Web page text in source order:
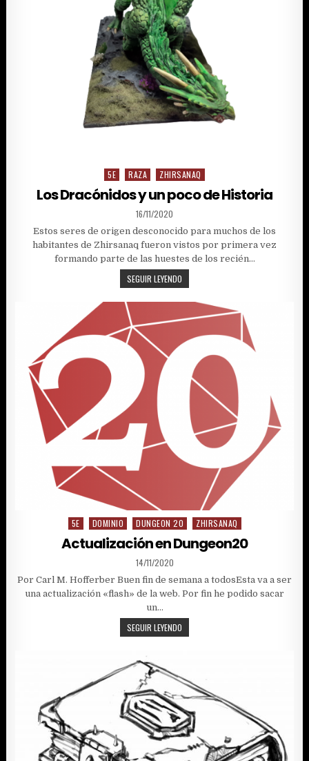
Posted
in
5E RAZA ZHIRSANAQ
Los Dracónidos y un poco de Historia
PUBLISHED
DATE:
16/11/2020
Estos seres de origen desconocido para muchos de los
habitantes de Zhirsanaq fueron vistos por primera vez
formando parte de las huestes de los recién…
SEGUIR LEYENDO
DRACÓNIDOS
Y
POCO
DE
HISTORIA
Posted
in
5E DOMINIO DUNGEON 20 ZHIRSANAQ
Actualización en Dungeon20
PUBLISHED
DATE:
14/11/2020
Por Carl M. Hofferber Buen fin de semana a todosEsta va a ser
una actualización «flash» de la web. Por fin he podido sacar
un…
SEGUIR LEYENDO
EN